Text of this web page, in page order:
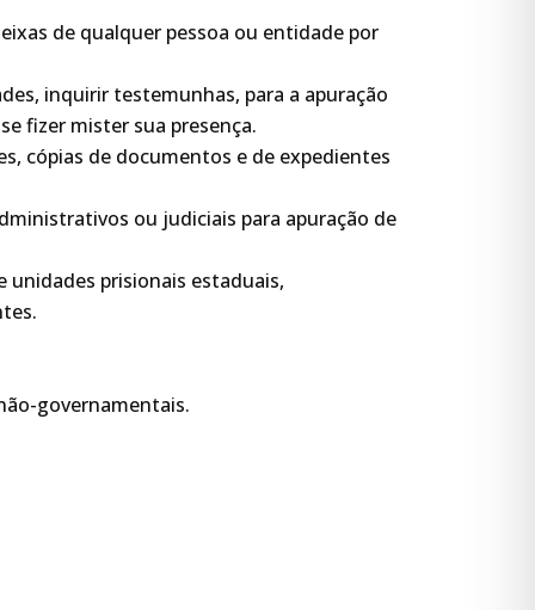
de qualquer pessoa ou entidade por
inquirir testemunhas, para a apuração
fizer mister sua presença.
cópias de documentos e de expedientes
nistrativos ou judiciais para apuração de
unidades prisionais estaduais,
.
governamentais.